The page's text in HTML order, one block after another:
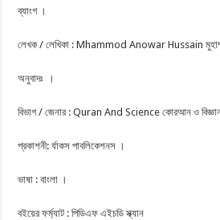
ব্যাংগ ।
লেখক / লেখিকা : Mhammod Anowar Hussain
অনুবাদঃ ।
বিভাগ / জেনার : Quran And Science কোরআন ও
প্রকাশনী: র্যাকস পাবলিকেশনস ।
ভাষা : বাংলা ।
বইয়ের ফর্ম্যাট : পিডিএফ এইচডি স্ক্যান